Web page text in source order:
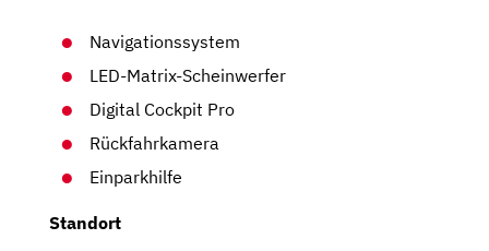
Navigationssystem
LED-Matrix-Scheinwerfer
Digital Cockpit Pro
Rückfahrkamera
Einparkhilfe
Standort